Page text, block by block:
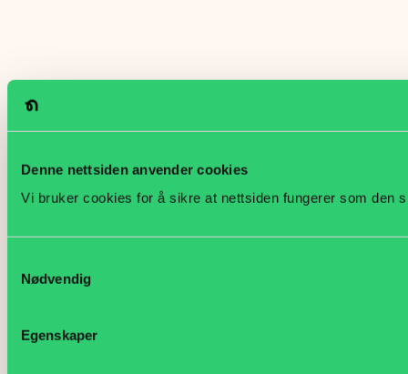
Denne nettsiden anvender cookies
Vi bruker cookies for å sikre at nettsiden fungerer som den
Nødvendig
Egenskaper